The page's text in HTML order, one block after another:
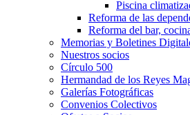
Piscina
Reforma de las
Reforma del bar,
Memorias y Boletines
Nuestros socios
Círculo 500
Hermandad de los Reyes
Galerías Fotográficas
Convenios Colectivos